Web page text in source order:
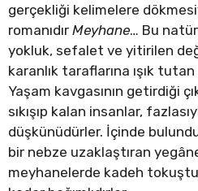
gerçekliği kelimelere
romanıdır Meyhane… Bu
yokluk, sefalet ve yitirilen
karanlık taraflarına ışık
Yaşam kavgasının getirdiği
sıkışıp kalan insanlar,
düşkünüdürler. İçinde
bir nebze uzaklaştıran
meyhanelerde kadeh